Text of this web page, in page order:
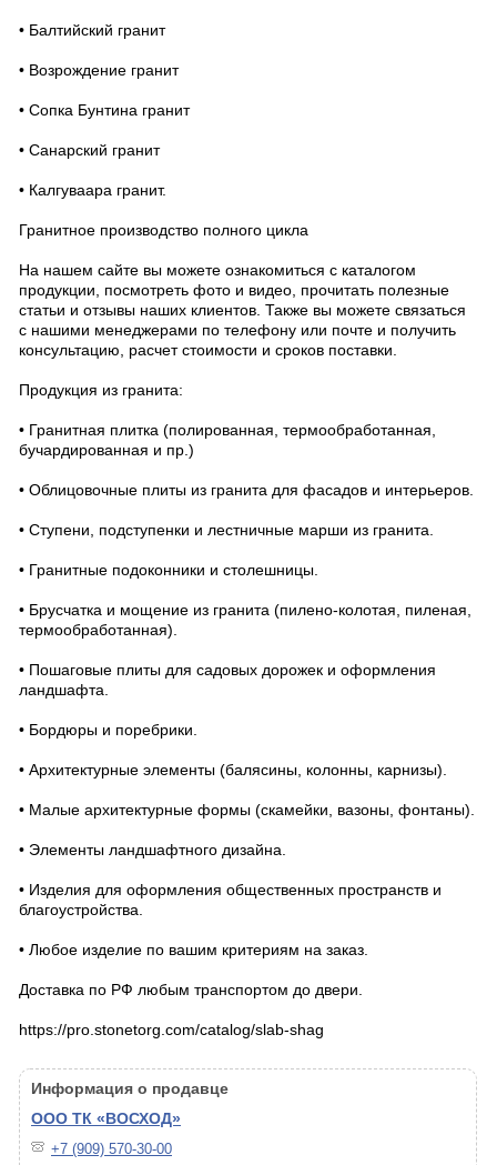
• Балтийский гранит
• Возрождение гранит
• Сопка Бунтина гранит
• Санарский гранит
• Калгуваара гранит.
Гранитное производство полного цикла
На нашем сайте вы можете ознакомиться с каталогом
продукции, посмотреть фото и видео, прочитать полезные
статьи и отзывы наших клиентов. Также вы можете связаться
с нашими менеджерами по телефону или почте и получить
консультацию, расчет стоимости и сроков поставки.
Продукция из гранита:
• Гранитная плитка (полированная, термообработанная,
бучардированная и пр.)
• Облицовочные плиты из гранита для фасадов и интерьеров.
• Ступени, подступенки и лестничные марши из гранита.
• Гранитные подоконники и столешницы.
• Брусчатка и мощение из гранита (пилено-колотая, пиленая,
термообработанная).
• Пошаговые плиты для садовых дорожек и оформления
ландшафта.
• Бордюры и поребрики.
• Архитектурные элементы (балясины, колонны, карнизы).
• Малые архитектурные формы (скамейки, вазоны, фонтаны).
• Элементы ландшафтного дизайна.
• Изделия для оформления общественных пространств и
благоустройства.
• Любое изделие по вашим критериям на заказ.
Доставка по РФ любым транспортом до двери.
https://pro.stonetorg.com/catalog/slab-shag
Информация о продавце
ООО ТК «ВОСХОД»
+7 (909) 570-30-00